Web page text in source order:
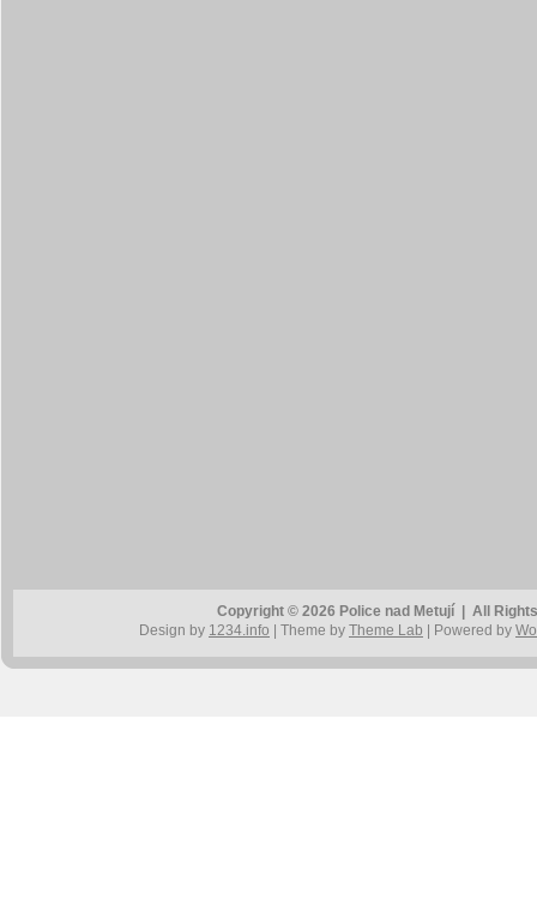
Copyright © 2026 Police nad Metují | All
Design by 1234.info | Theme by Theme Lab | Powered by